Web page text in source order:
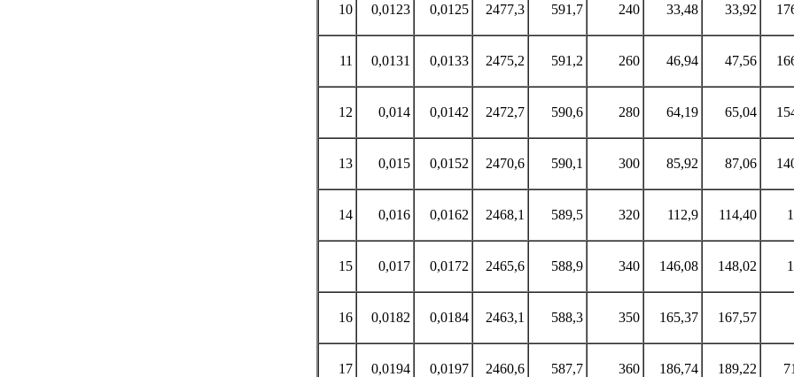
10 0,0123 0,0125 2477,3 591,7 240 33,48 33,92
11 0,0131 0,0133 2475,2 591,2 260 46,94 47,56
12 0,014 0,0142 2472,7 590,6 280 64,19 65,04
13 0,015 0,0152 2470,6 590,1 300 85,92 87,06
14 0,016 0,0162 2468,1 589,5 320 112,9 114,40
15 0,017 0,0172 2465,6 588,9 340 146,08 148,02
16 0,0182 0,0184 2463,1 588,3 350 165,37 167,57
17 0,0194 0,0197 2460,6 587,7 360 186,74 189,22